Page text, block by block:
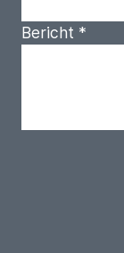
Bericht *